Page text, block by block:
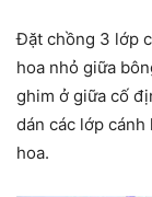
Đặt chồng 3 lớp
hoa nhỏ giữa
ghim ở giữa cố
dán các lớp cánh
hoa.